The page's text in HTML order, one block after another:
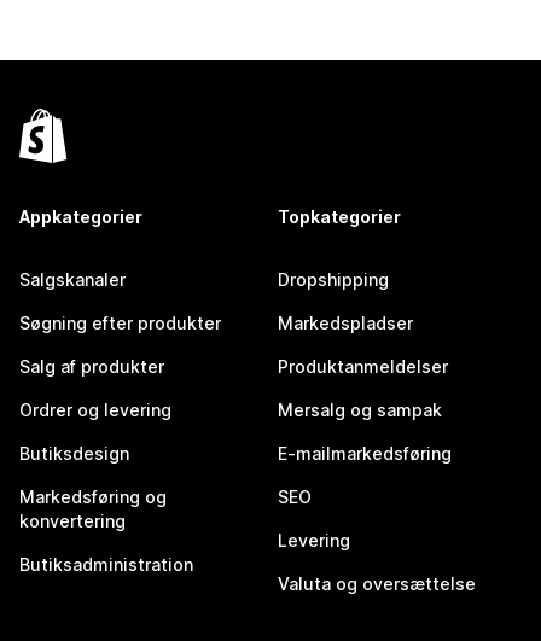
Appkategorier
Salgskanaler
Søgning efter produkter
Salg af produkter
Ordrer og levering
Butiksdesign
Markedsføring og
konvertering
Butiksadministration
Topkategorier
Dropshipping
Markedspladser
Produktanmeldelser
Mersalg og sampak
E-mailmarkedsføring
SEO
Levering
Valuta og oversættelse